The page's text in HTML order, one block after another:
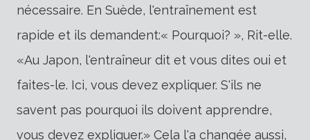
nécessaire. En Suède, l'entraînement est
rapide et ils demandent:« Pourquoi? », Rit-elle.
«Au Japon, l'entraîneur dit et vous dites oui et
faites-le. Ici, vous devez expliquer. S'ils ne
savent pas pourquoi ils doivent apprendre,
vous devez expliquer.» Cela l'a changée aussi,